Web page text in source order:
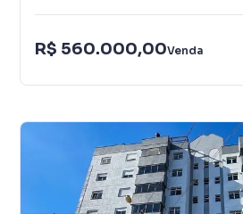
R$ 560.000,00Venda